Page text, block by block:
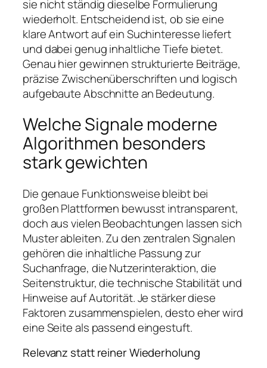
sie nicht ständig dieselbe Formulierung
wiederholt. Entscheidend ist, ob sie eine
klare Antwort auf ein Suchinteresse liefert
und dabei genug inhaltliche Tiefe bietet.
Genau hier gewinnen strukturierte Beiträge,
präzise Zwischenüberschriften und logisch
aufgebaute Abschnitte an Bedeutung.
Welche Signale moderne
Algorithmen besonders
stark gewichten
Die genaue Funktionsweise bleibt bei
großen Plattformen bewusst intransparent,
doch aus vielen Beobachtungen lassen sich
Muster ableiten. Zu den zentralen Signalen
gehören die inhaltliche Passung zur
Suchanfrage, die Nutzerinteraktion, die
Seitenstruktur, die technische Stabilität und
Hinweise auf Autorität. Je stärker diese
Faktoren zusammenspielen, desto eher wird
eine Seite als passend eingestuft.
Relevanz statt reiner Wiederholung